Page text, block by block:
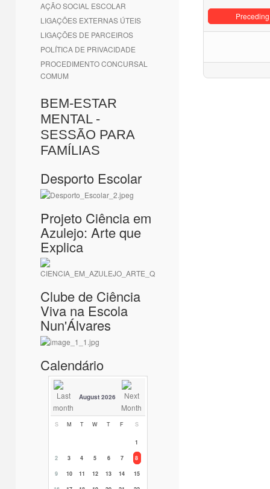
AÇÃO SOCIAL ESCOLAR
LIGAÇÕES EXTERNAS ÚTEIS
LIGAÇÕES DE PARCEIROS
POLÍTICA DE PRIVACIDADE
PROCEDIMENTO CONCURSAL
COMUM
BEM-ESTAR
MENTAL -
SESSÃO PARA
FAMÍLIAS
Desporto Escolar
Projeto Ciência em
Azulejo: Arte que
Explica
Clube de Ciência
Viva na Escola
Nun'Álvares
Calendário
August 2026
S M T W T F S
1
2
3 4 5 6 7
8
9
10 11 12 13 14
15